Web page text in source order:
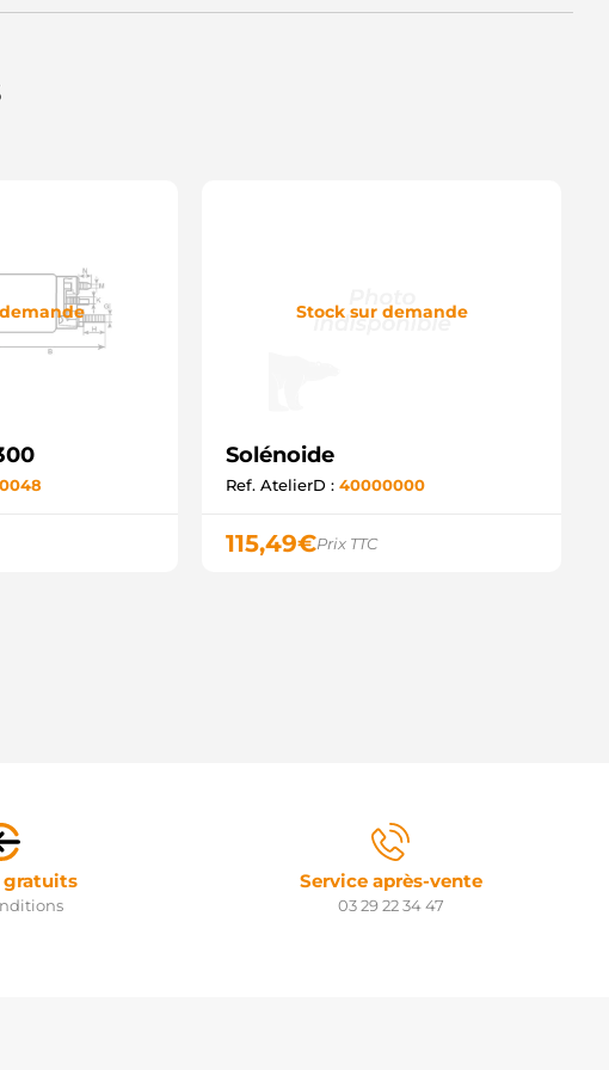
Stock sur demande
Solénoide
Ref. AtelierD : 40000000
115,49€Prix TTC
gratuits Service après-vente
03 29 22 34 47